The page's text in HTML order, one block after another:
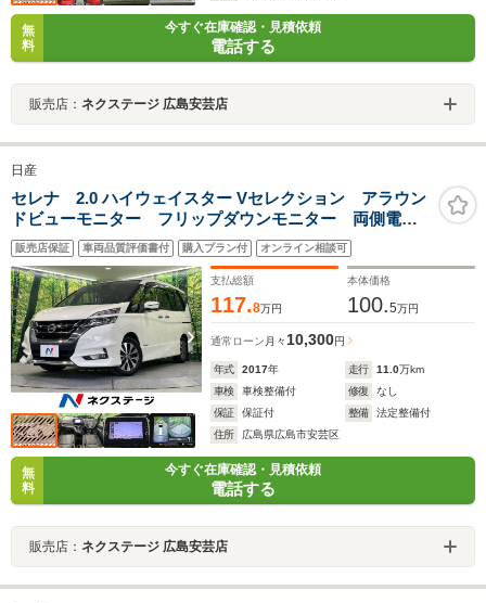
無
料
今すぐ在庫確認・見積依頼
電話する
販売店： ネクステージ 広島安芸店
日産
セレナ 2.0 ハイウェイスター Vセレクション アラウン
ドビューモニター フリップダウンモニター 両側電動
スライドドア ドライブレコーダー 純正9インチナビ
LEDヘッドライト ETC 衝突軽減 クルーズコントロ
ール ダブルエアコン ドアバイザ―
販売店保証 車両品質評価書付 購入プラン付 オンライン相談可
支払総額
117.8万円
本体価格
100.5万円
通常ローン 月々 10,300円
年式 2017年 走行 11.0万km
車検
車検整備付 修復
なし
保証
保証付 整備
法定整備付
住所
広島県広島市安芸区
無
料
今すぐ在庫確認・見積依頼
電話する
販売店： ネクステージ 広島安芸店